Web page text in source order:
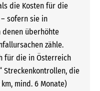
die Kosten für die
sofern sie in
denen überhöhte
zähle.
für die in Österreich
Streckenkontrollen, die
mind. 6 Monate)